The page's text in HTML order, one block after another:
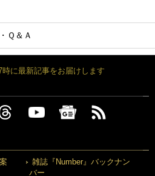
Ｑ＆Ａ
に最新記事をお届けします
雑誌『Number』バックナン
バー